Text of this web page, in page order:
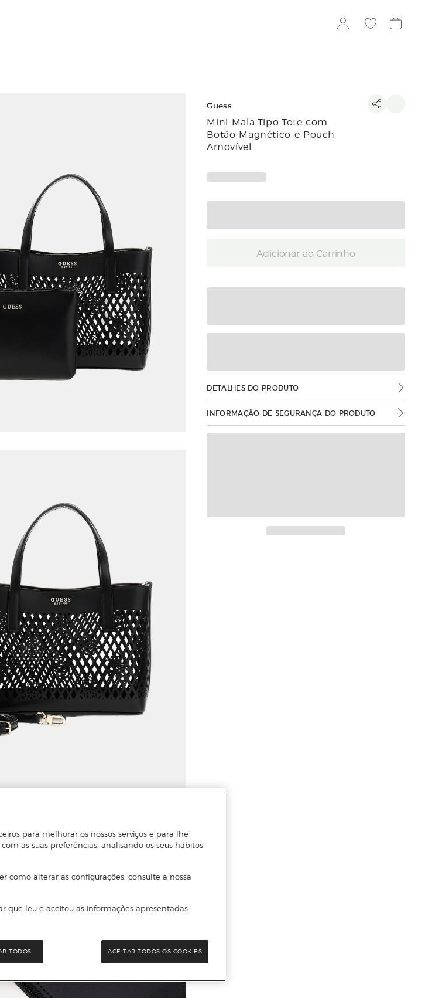
Guess
Mini Mala Tipo Tote com
Botão Magnético e Pouch
Amovível
Adicionar ao Carrinho
DETALHES DO PRODUTO
INFORMAÇÃO DE SEGURANÇA DO PRODUTO
para melhorar os nossos serviços e para lhe
as suas preferências, analisando os seus hábitos
como alterar as configurações, consulte a nossa
que leu e aceitou as informações apresentadas.
TODOS ACEITAR TODOS OS COOKIES